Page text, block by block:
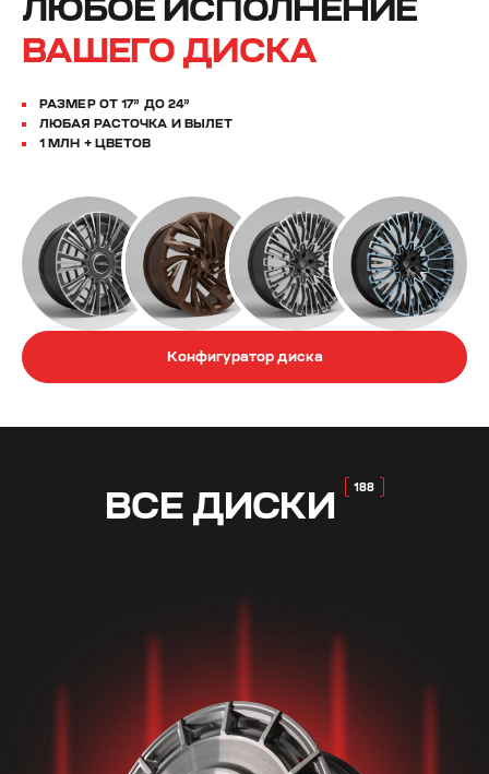
ЛЮБОЕ ИСПОЛНЕНИЕ
ВАШЕГО ДИСКА
РАЗМЕР ОТ 17” ДО 24”
ЛЮБАЯ РАСТОЧКА И ВЫЛЕТ
1 МЛН + ЦВЕТОВ
Конфигуратор диска
ВСЕ ДИСКИ